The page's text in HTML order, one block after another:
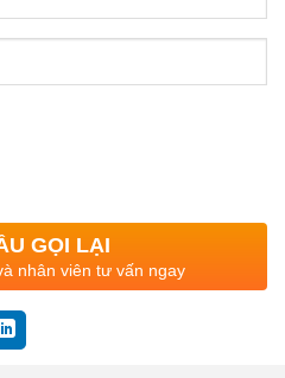
GỌI LẠI
nhân viên tư vấn ngay